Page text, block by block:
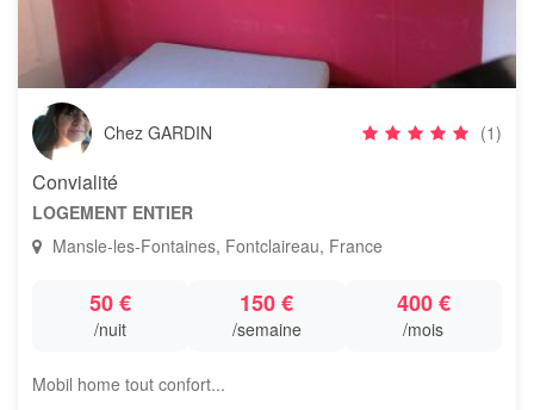
Chez GARDIN (1)
Convialité
LOGEMENT ENTIER
Mansle-les-Fontaines, Fontclaireau, France
50 €
/nuit
150 €
/semaine
400 €
/mois
Mobil home tout confort...